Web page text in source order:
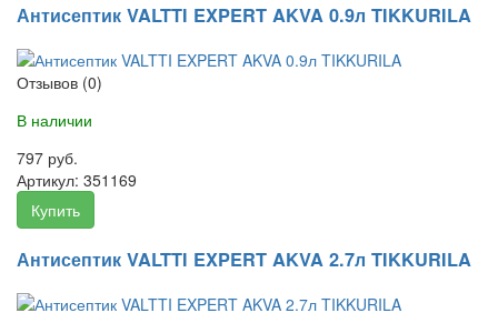
Антисептик VALTTI EXPERT AKVA 0.9л TIKKURILA
Отзывов (0)
В наличии
797 руб.
Артикул: 351169
Купить
Антисептик VALTTI EXPERT AKVA 2.7л TIKKURILA